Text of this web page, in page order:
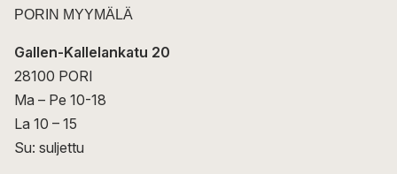
PORIN MYYMÄLÄ
Gallen-Kallelankatu 20
28100 PORI
Ma – Pe 10-18
La 10 – 15
Su: suljettu